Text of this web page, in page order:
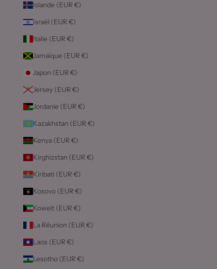
Islande (EUR €)
Israël (EUR €)
Italie (EUR €)
Jamaïque (EUR €)
Japon (EUR €)
Jersey (EUR €)
Jordanie (EUR €)
Kazakhstan (EUR €)
Kenya (EUR €)
Kirghizstan (EUR €)
Kiribati (EUR €)
Kosovo (EUR €)
Koweït (EUR €)
La Réunion (EUR €)
Laos (EUR €)
Lesotho (EUR €)